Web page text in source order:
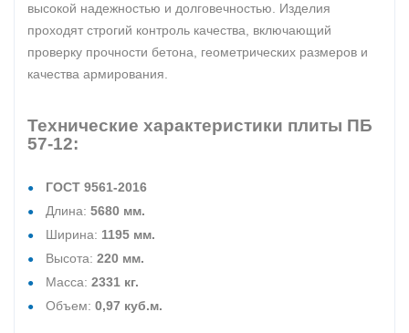
высокой надежностью и долговечностью. Изделия
проходят строгий контроль качества, включающий
проверку прочности бетона, геометрических размеров и
качества армирования.
Технические характеристики плиты ПБ
57-12:
ГОСТ 9561-2016
Длина: 5680 мм.
Ширина: 1195 мм.
Высота: 220 мм.
Масса: 2331 кг.
Объем: 0,97 куб.м.